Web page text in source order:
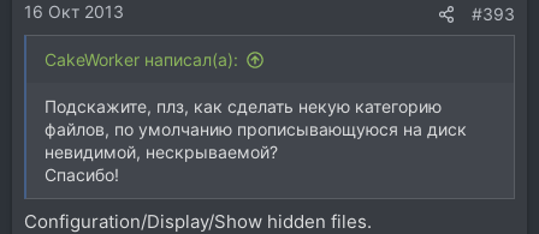
16 Окт 2013 #393
CakeWorker написал(а):
Подскажите, плз, как сделать некую категорию
файлов, по умолчанию прописывающуюся на диск
невидимой, нескрываемой?
Спасибо!
Configuration/Display/Show hidden files.